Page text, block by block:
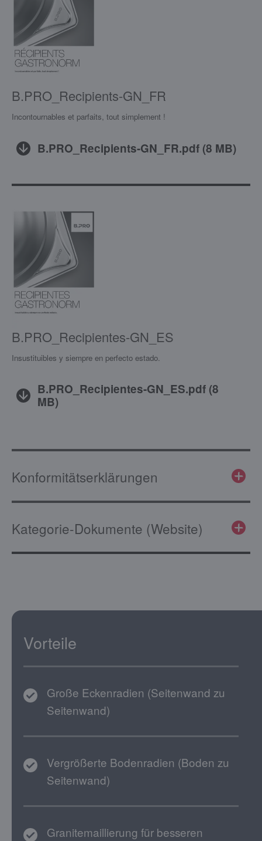
B.PRO_Recipients-GN_FR
Incontournables et parfaits, tout simplement !
B.PRO_Recipients-GN_FR.pdf (8 MB)
B.PRO_Recipientes-GN_ES
Insustituibles y siempre en perfecto estado.
B.PRO_Recipientes-GN_ES.pdf(8
MB)
Konformitätserklärungen
Kategorie-Dokumente (Website)
Vorteile
Große Eckenradien (Seitenwand zu
Seitenwand)
Vergrößerte Bodenradien (Boden zu
Seitenwand)
Granitemaillierung für besseren